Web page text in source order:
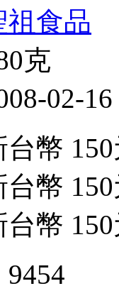
祖食品
克
02-16
台幣
台幣
台幣